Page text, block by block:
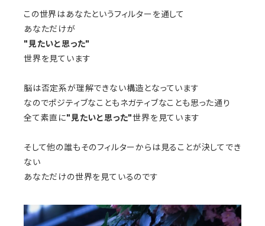
この世界はあなたというフィルターを通して
あなただけが
"見たいと思った"
世界を見ています
脳は否定系が理解できない構造となっています
なのでポジティブなこともネガティブなことも思った通り
全て素直に"見たいと思った"世界を見ています
そして他の誰もそのフィルターからは見ることが決してでき
ない
あなただけの世界を見ているのです